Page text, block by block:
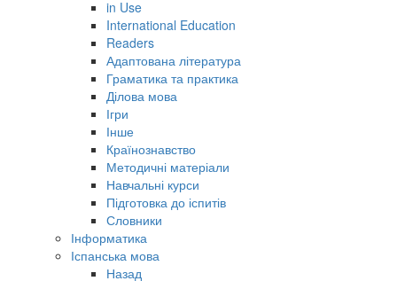
in Use
International Education
Readers
Адаптована література
Граматика та практика
Ділова мова
Ігри
Інше
Країнознавство
Методичні матеріали
Навчальні курси
Підготовка до іспитів
Словники
Інформатика
Іспанська мова
Назад